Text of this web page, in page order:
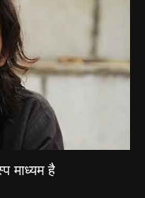
माध्यम है